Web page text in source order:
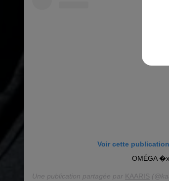
Voir cette
OMÉGA
Une publication partagée par KAARIS